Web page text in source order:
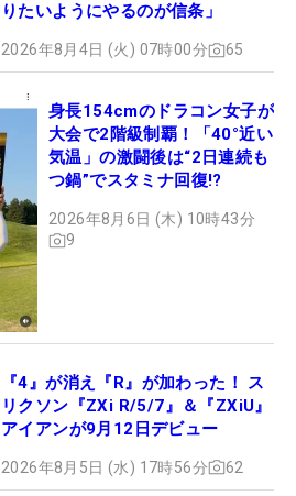
りたいようにやるのが信条」
2026年8月4日 (火) 07時00分 65
身長154cmのドラコン女子が
大会で2階級制覇！「40°近い
気温」の激闘後は“2日連続も
つ鍋”でスタミナ回復!?
2026年8月6日 (木) 10時43分
9
『4』が消え『R』が加わった！ ス
リクソン『ZXi R/5/7』＆『ZXiU』
アイアンが9月12日デビュー
2026年8月5日 (水) 17時56分 62